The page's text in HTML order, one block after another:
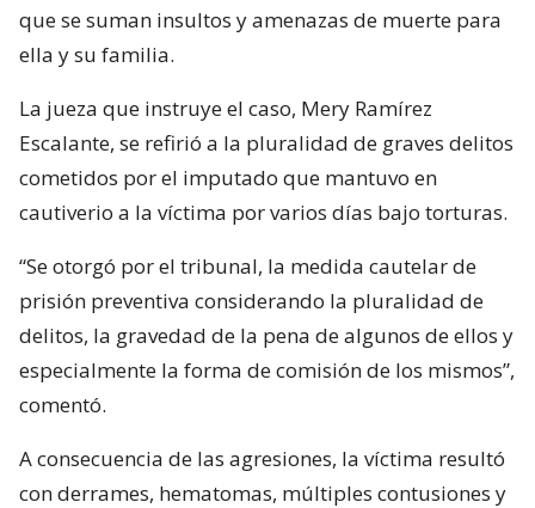
que se suman insultos y amenazas de muerte para
ella y su familia.
La jueza que instruye el caso, Mery Ramírez
Escalante, se refirió a la pluralidad de graves delitos
cometidos por el imputado que mantuvo en
cautiverio a la víctima por varios días bajo torturas.
“Se otorgó por el tribunal, la medida cautelar de
prisión preventiva considerando la pluralidad de
delitos, la gravedad de la pena de algunos de ellos y
especialmente la forma de comisión de los mismos”,
comentó.
A consecuencia de las agresiones, la víctima resultó
con derrames, hematomas, múltiples contusiones y